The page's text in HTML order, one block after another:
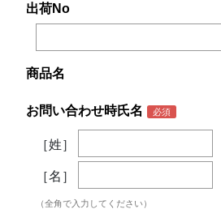
出荷No
商品名
お問い合わせ時氏名
［姓］
［名］
（全角で入力してください）